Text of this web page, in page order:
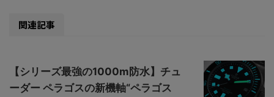
関連記事
【シリーズ最強の1000m防水】チュ
ーダー ペラゴスの新機軸“ペラゴス